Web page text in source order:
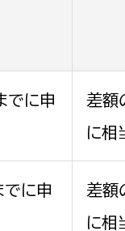
でに申
差額
に相
に申
差額
に相